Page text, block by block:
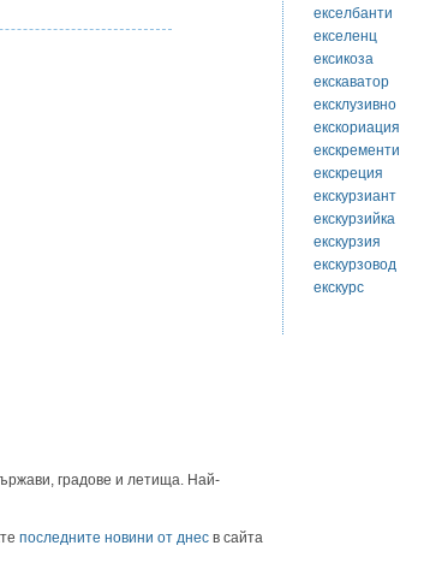
градове и летища. Най-
последните новини от днес в сайта
екселбанти
екселенц
ексикоза
екскаватор
ексклузивно
екскориация
екскременти
екскреция
екскурзиант
екскурзийка
екскурзия
екскурзовод
екскурс